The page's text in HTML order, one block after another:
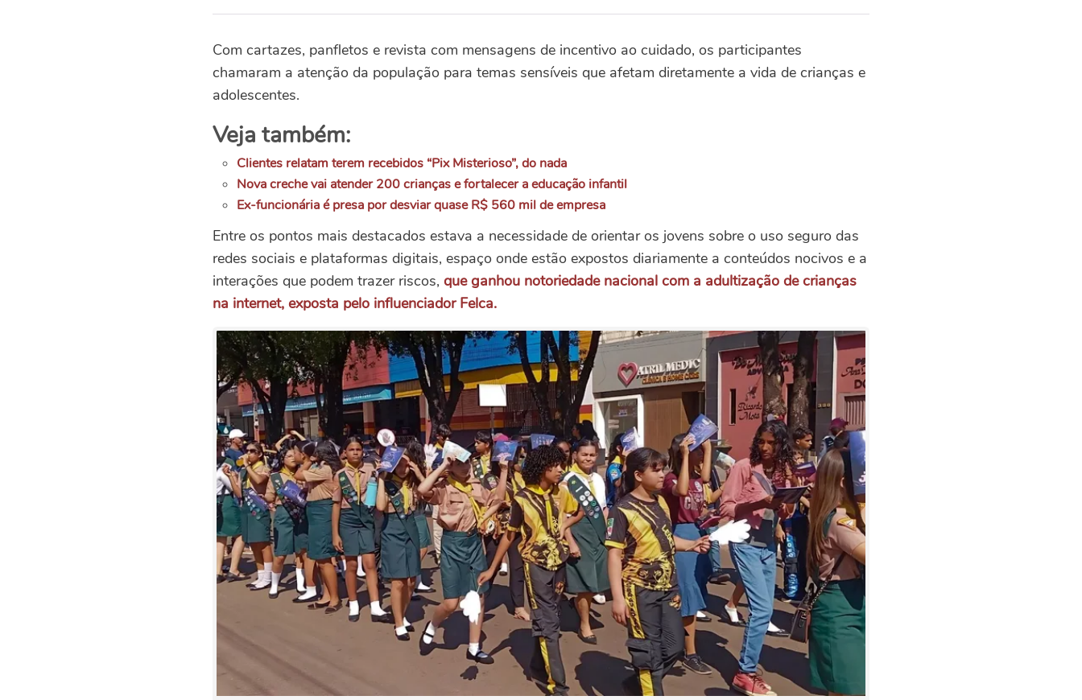
Com cartazes, panfletos e revista com mensagens de incentivo ao cuidado, os participantes
chamaram a atenção da população para temas sensíveis que afetam diretamente a vida de crianças e
adolescentes.
Veja também:
Clientes relatam terem recebidos “Pix Misterioso”, do nada
Nova creche vai atender 200 crianças e fortalecer a educação infantil
Ex-funcionária é presa por desviar quase R$ 560 mil de empresa
Entre os pontos mais destacados estava a necessidade de orientar os jovens sobre o uso seguro das
redes sociais e plataformas digitais, espaço onde estão expostos diariamente a conteúdos nocivos e a
interações que podem trazer riscos, que ganhou notoriedade nacional com a adultização de crianças
na internet, exposta pelo influenciador Felca.